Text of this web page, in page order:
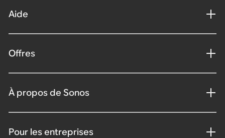
Aide
Offres
À propos de Sonos
Pour les entreprises